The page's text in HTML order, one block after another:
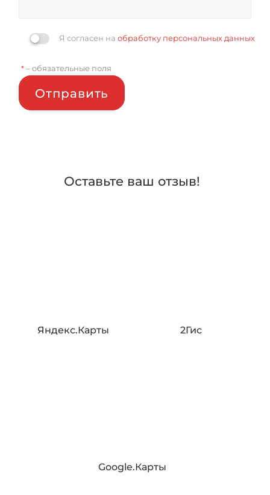
Я согласен на обработку персональных данных
Отправить
* – обязательные поля
Оставьте ваш отзыв!
Яндекс.Карты 2Гис
Google.Карты